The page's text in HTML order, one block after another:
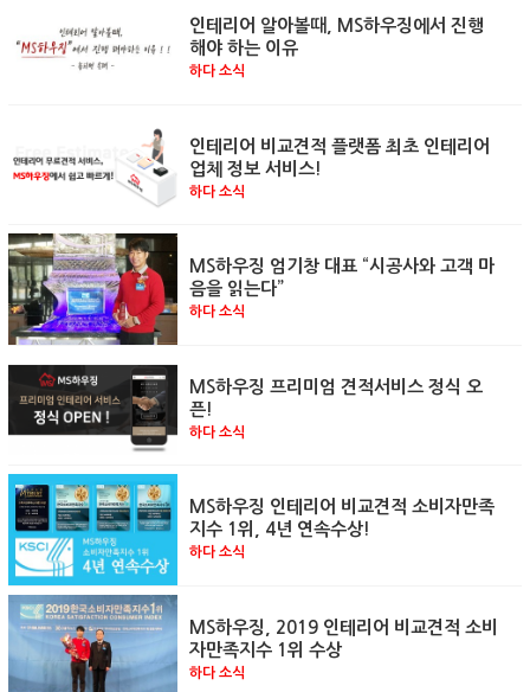
인테리어 알아볼때, MS하우징에서 진행
해야 하는 이유
하다 소식
인테리어 비교견적 플랫폼 최초 인테리어
업체 정보 서비스!
하다 소식
MS하우징 엄기창 대표 “시공사와 고객 마
음을 읽는다”
하다 소식
MS하우징 프리미엄 견적서비스 정식 오
픈!
하다 소식
MS하우징 인테리어 비교견적 소비자만족
지수 1위, 4년 연속수상!
하다 소식
MS하우징, 2019 인테리어 비교견적 소비
자만족지수 1위 수상
하다 소식